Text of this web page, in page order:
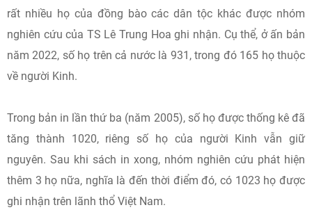
rất nhiều họ của đồng bào các dân tộc khác được nhóm
nghiên cứu của TS Lê Trung Hoa ghi nhận. Cụ thể, ở ấn bản
năm 2022, số họ trên cả nước là 931, trong đó 165 họ thuộc
về người Kinh.
Trong bản in lần thứ ba (năm 2005), số họ được thống kê đã
tăng thành 1020, riêng số họ của người Kinh vẫn giữ
nguyên. Sau khi sách in xong, nhóm nghiên cứu phát hiện
thêm 3 họ nữa, nghĩa là đến thời điểm đó, có 1023 họ được
ghi nhận trên lãnh thổ Việt Nam.